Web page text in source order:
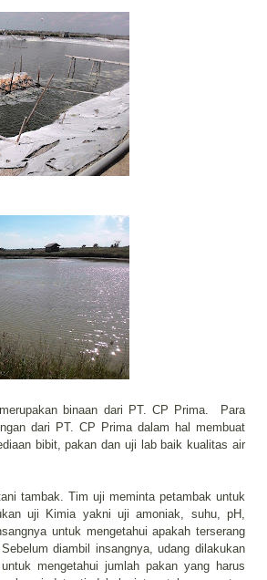
binaan dari PT. CP Prima. Para
dari PT. CP Prima dalam hal membuat
bibit, pakan dan uji lab baik kualitas air
tambak. Tim uji meminta petambak untuk
uji Kimia yakni uji amoniak, suhu, pH,
untuk mengetahui apakah terserang
diambil insangnya, udang dilakukan
mengetahui jumlah pakan yang harus